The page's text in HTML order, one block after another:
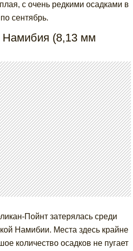
с очень редкими осадками в
сентябрь.
Намибия (8,13 мм
Пойнт затерялась среди
Намибии. Места здесь крайне
количество осадков не пугает